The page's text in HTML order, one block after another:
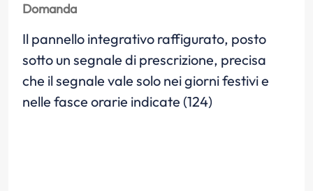
Domanda
Il pannello integrativo raffigurato, posto
sotto un segnale di prescrizione, precisa
che il segnale vale solo nei giorni festivi e
nelle fasce orarie indicate (124)